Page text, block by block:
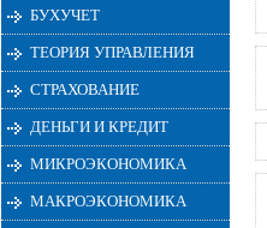
БУХУЧЕТ
ТЕОРИЯ УПРАВЛЕНИЯ
СТРАХОВАНИЕ
ДЕНЬГИ И КРЕДИТ
МИКРОЭКОНОМИКА
МАКРОЭКОНОМИКА